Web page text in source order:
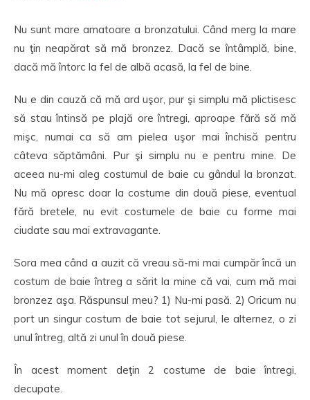
Nu sunt mare amatoare a bronzatului. Când merg la mare
nu ţin neapărat să mă bronzez. Dacă se întâmplă, bine,
dacă mă întorc la fel de albă acasă, la fel de bine.
Nu e din cauză că mă ard uşor, pur şi simplu mă plictisesc
să stau întinsă pe plajă ore întregi, aproape fără să mă
mişc, numai ca să am pielea uşor mai închisă pentru
câteva săptămâni. Pur şi simplu nu e pentru mine. De
aceea nu-mi aleg costumul de baie cu gândul la bronzat.
Nu mă opresc doar la costume din două piese, eventual
fără bretele, nu evit costumele de baie cu forme mai
ciudate sau mai extravagante.
Sora mea când a auzit că vreau să-mi mai cumpăr încă un
costum de baie întreg a sărit la mine că vai, cum mă mai
bronzez aşa. Răspunsul meu? 1) Nu-mi pasă. 2) Oricum nu
port un singur costum de baie tot sejurul, le alternez, o zi
unul întreg, altă zi unul în două piese.
În acest moment deţin 2 costume de baie întregi,
decupate.